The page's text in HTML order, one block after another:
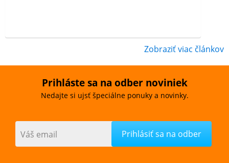
Zobraziť viac článkov
Prihláste sa na odber noviniek
Nedajte si ujsť špeciálne ponuky a novinky.
Váš email